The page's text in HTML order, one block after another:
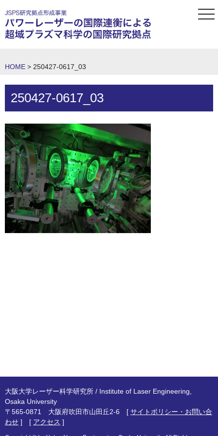
HOME > 250427-0617_03
250427-0617_03
大阪大学レーザー科学研究所 / Institute of Laser Engineering,
Osaka University
〒565-0871 大阪府吹田市山田丘2-6 [ サイトポリシー・お問い合
わせ ] [ アクセス ]